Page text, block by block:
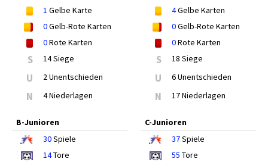
1 Gelbe Karte
0Gelb-Rote Karten
0Rote Karten
S 14 Siege
U 2 Unentschieden
N 4 Niederlagen
4Gelbe Karten
0Gelb-Rote Karten
0Rote Karten
S 18 Siege
U 6 Unentschieden
N 17 Niederlagen
B-Junioren
30Spiele
14Tore
C-Junioren
37Spiele
55 Tore